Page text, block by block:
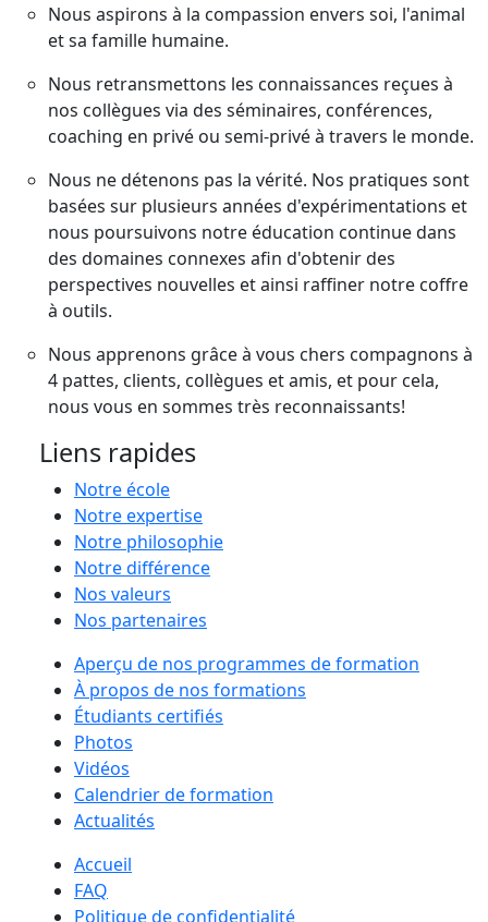
Nous aspirons à la compassion envers soi, l'animal
et sa famille humaine.
Nous retransmettons les connaissances reçues à
nos collègues via des séminaires, conférences,
coaching en privé ou semi-privé à travers le monde.
Nous ne détenons pas la vérité. Nos pratiques sont
basées sur plusieurs années d'expérimentations et
nous poursuivons notre éducation continue dans
des domaines connexes afin d'obtenir des
perspectives nouvelles et ainsi raffiner notre coffre
à outils.
Nous apprenons grâce à vous chers compagnons à
4 pattes, clients, collègues et amis, et pour cela,
nous vous en sommes très reconnaissants!
Liens rapides
Notre école
Notre expertise
Notre philosophie
Notre différence
Nos valeurs
Nos partenaires
Aperçu de nos programmes de formation
À propos de nos formations
Étudiants certifiés
Photos
Vidéos
Calendrier de formation
Actualités
Accueil
FAQ
Politique de confidentialité